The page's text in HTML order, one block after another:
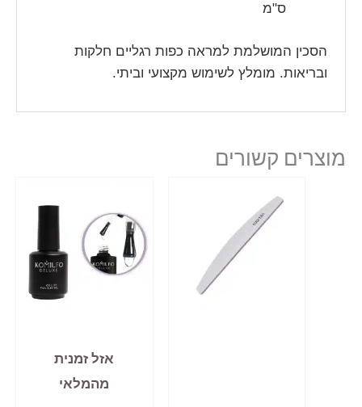
ס"מ
הסכין המושלמת למראה כפות רגליים חלקות
ובריאות. מומלץ לשימוש מקצועי וביתי.
מוצרים קשורים
אזל זמנית
מהמלאי